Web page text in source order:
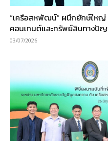
“เครือสหพัฒน์” ผนึกยักษ์ใหญ่
คอนเทนต์และทรัพย์สินทางปั
03/07/2026